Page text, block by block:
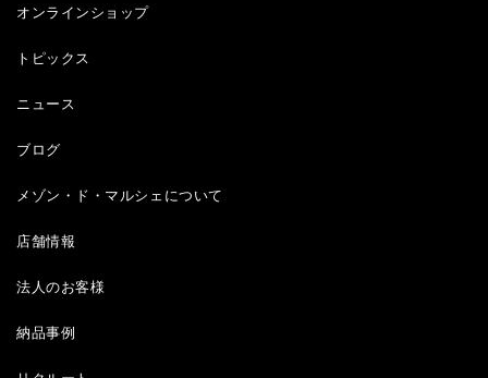
オンラインショップ
トピックス
ニュース
ブログ
メゾン・ド・マルシェについて
店舗情報
法人のお客様
納品事例